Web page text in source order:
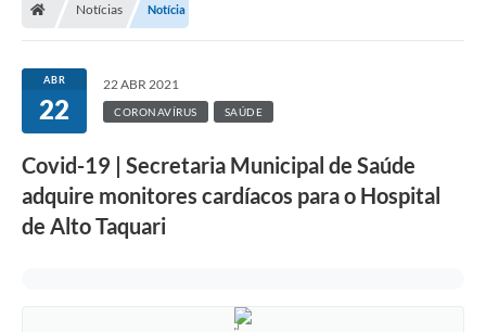
Notícias Notícia
ABR
22
22 ABR 2021
CORONAVÍRUS SAÚDE
Covid-19 | Secretaria Municipal de Saúde
adquire monitores cardíacos para o Hospital
de Alto Taquari